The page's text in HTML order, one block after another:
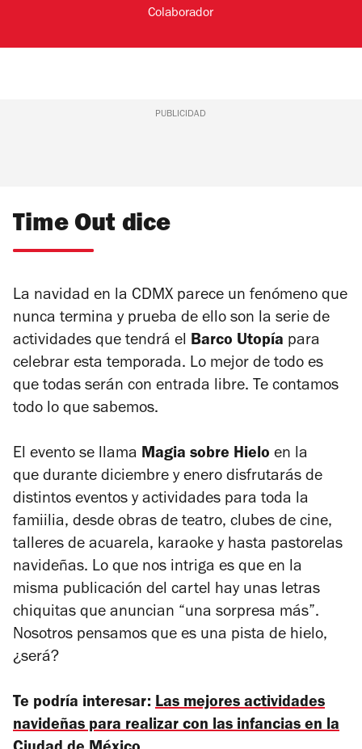
Colaborador
PUBLICIDAD
Time Out dice
La navidad en la CDMX parece un fenómeno que
nunca termina y prueba de ello son la serie de
actividades que tendrá el Barco Utopía para
celebrar esta temporada. Lo mejor de todo es
que todas serán con entrada libre. Te contamos
todo lo que sabemos.
El evento se llama Magia sobre Hielo en la
que durante diciembre y enero disfrutarás de
distintos eventos y actividades para toda la
famiilia, desde obras de teatro, clubes de cine,
talleres de acuarela, karaoke y hasta pastorelas
navideñas. Lo que nos intriga es que en la
misma publicación del cartel hay unas letras
chiquitas que anuncian “una sorpresa más”.
Nosotros pensamos que es una pista de hielo,
¿será?
Te podría interesar: Las mejores actividades
navideñas para realizar con las infancias en la